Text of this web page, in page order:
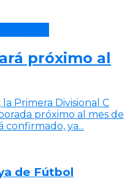
próximo al
Primera Divisional C
próximo al mes de
confirmado, ya...
de Fútbol